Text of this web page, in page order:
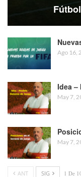
Ago 16,
Idea –
May 7,
May 7,
ANT SIG 1 De